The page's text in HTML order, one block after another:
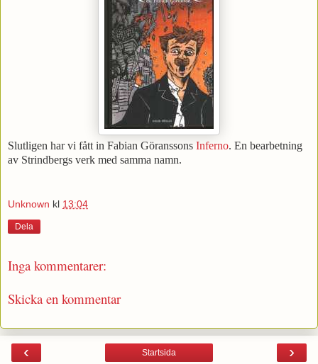
Slutligen har vi fått in Fabian Göranssons Inferno. En bearbetning
av Strindbergs verk med samma namn.
Unknown kl 13:04
Dela
Inga kommentarer:
Skicka en kommentar
‹ ›
Startsida